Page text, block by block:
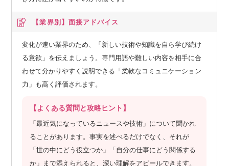
【業界別】 面接アドバイス
変化が速い業界のため、「新しい技術や知識を自ら学び続け
る意欲」を伝えましょう。専門用語や難しい内容を相手に合
わせて分かりやすく説明できる「柔軟なコミュニケーション
力」も高く評価されます。
【よくある質問と攻略ヒント】
「最近気になっているニュースや技術」について聞かれ
ることがあります。事実を述べるだけでなく、それが
「世の中にどう役立つか」「自分の仕事にどう関係する
か」まで添えられると、深い理解をアピールできます。